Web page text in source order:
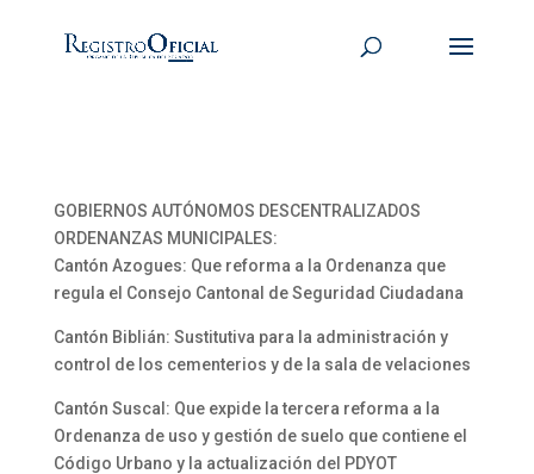
GOBIERNOS AUTÓNOMOS DESCENTRALIZADOS
ORDENANZAS MUNICIPALES:
Cantón Azogues: Que reforma a la Ordenanza que
regula el Consejo Cantonal de Seguridad Ciudadana
Cantón Biblián: Sustitutiva para la administración y
control de los cementerios y de la sala de velaciones
Cantón Suscal: Que expide la tercera reforma a la
Ordenanza de uso y gestión de suelo que contiene el
Código Urbano y la actualización del PDYOT